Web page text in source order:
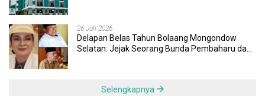
26 Juli 2026
Delapan Belas Tahun Bolaang Mongondow
Selatan: Jejak Seorang Bunda Pembaharu dan
Selengkapnya